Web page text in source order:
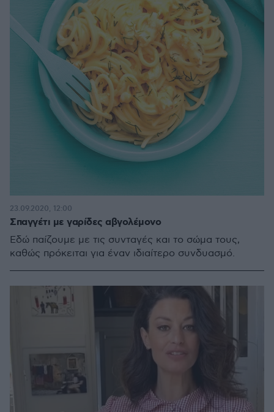
Σπαγγέτι με γαρίδες αβγολέμονο
Εδώ παίζουμε με τις συνταγές και το σώμα τους,
καθώς πρόκειται για έναν ιδιαίτερο συνδυασμό.
23.09.2020, 12:00